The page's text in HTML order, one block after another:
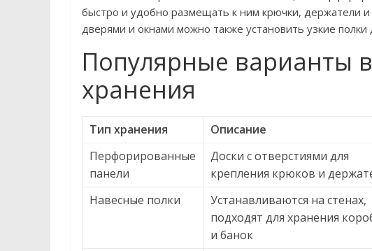
быстро и удобно размещать к ним крючки, держатели
дверями и окнами можно также установить узкие
Популярные варианты
хранения
Тип хранения Описание
Перфорированные
панели
Доски с отверстиями для
крепления крюков и
Навесные полки
Устанавливаются на стенах,
подходят для хранения
и банок